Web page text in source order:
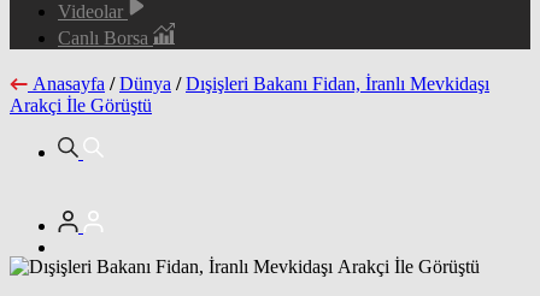
Videolar
Canlı Borsa
Anasayfa / Dünya / Dışişleri Bakanı Fidan, İranlı Mevkidaşı
Arakçi İle Görüştü